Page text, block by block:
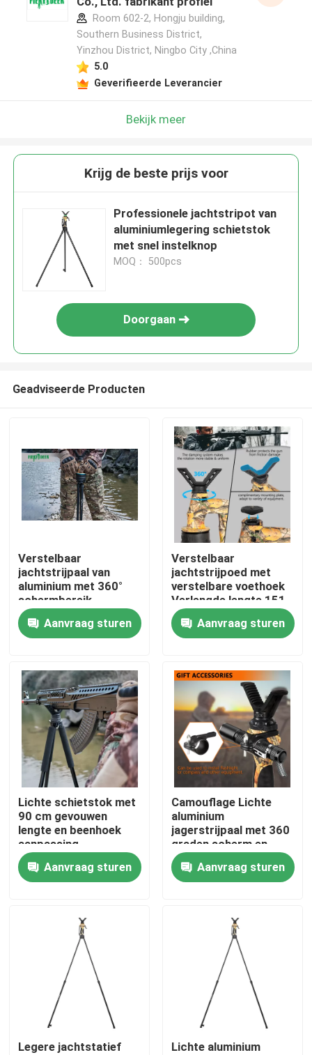
Producten
Videos
VR-show
Over ons
Fabrieksreis
Kwaliteitscontrole
Contacteer ons
Vraag een offerte aan
Jachtbeugel
Room 602-2, Hongju building,
Southern Business District,
Yinzhou District, Ningbo City ,China
5.0
Geverifieerde Leverancier
Bekijk meer
Krijg de beste prijs voor
Professionele jachtstripot van
aluminiumlegering schietstok
met snel instelknop
MOQ： 500pcs
Doorgaan
Geadviseerde Producten
Verstelbaar
jachtstrijpaal van
aluminium met 360°
schermbereik
Aanvraag sturen
Verstelbaar
jachtstrijpoed met
verstelbare voethoek
Verlengde lengte 151
cm
Aanvraag sturen
Lichte schietstok met
90 cm gevouwen
lengte en beenhoek
aanpassing
Aanvraag sturen
Camouflage Lichte
aluminium
jagerstrijpaal met 360
graden scherm en
ergonomisch ontwerp
Aanvraag sturen
Legere jachtstatief
Lichte aluminium